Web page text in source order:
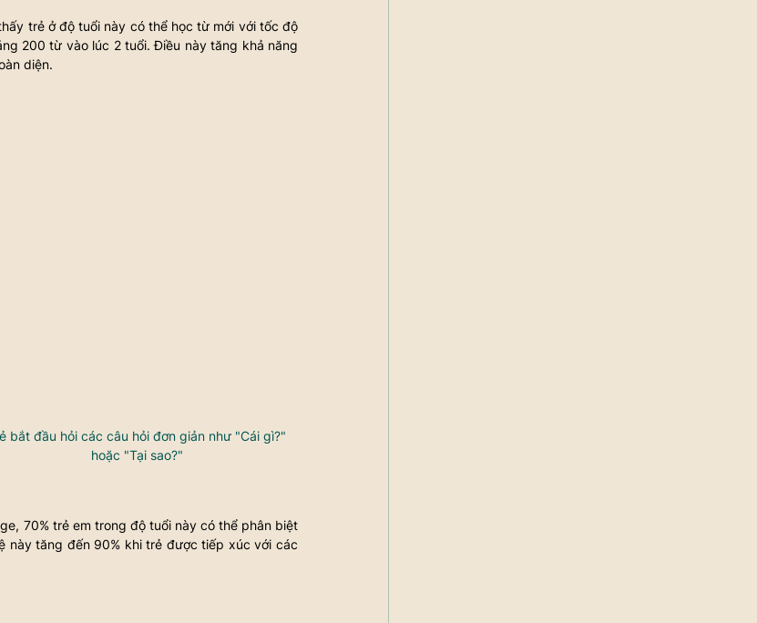
trẻ ở độ tuổi này có thể học từ mới với tốc độ
200 từ vào lúc 2 tuổi. Điều này tăng khả năng
diện.
bắt đầu hỏi các câu hỏi đơn giản như "Cái gì?"
hoặc "Tại sao?"
70% trẻ em trong độ tuổi này có thể phân biệt
này tăng đến 90% khi trẻ được tiếp xúc với các